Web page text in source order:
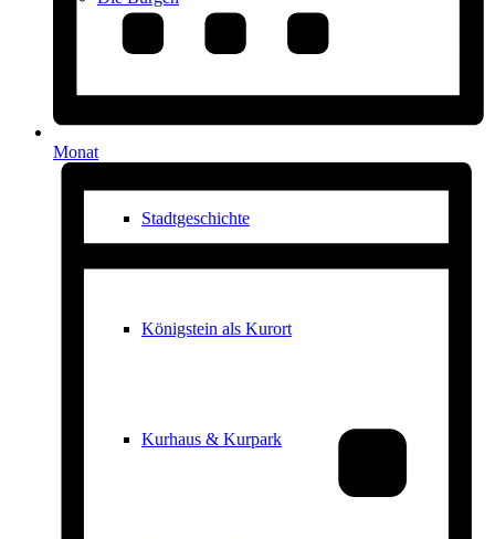
Stadtgeschichte
Königstein als Kurort
Kurhaus & Kurpark
Monat